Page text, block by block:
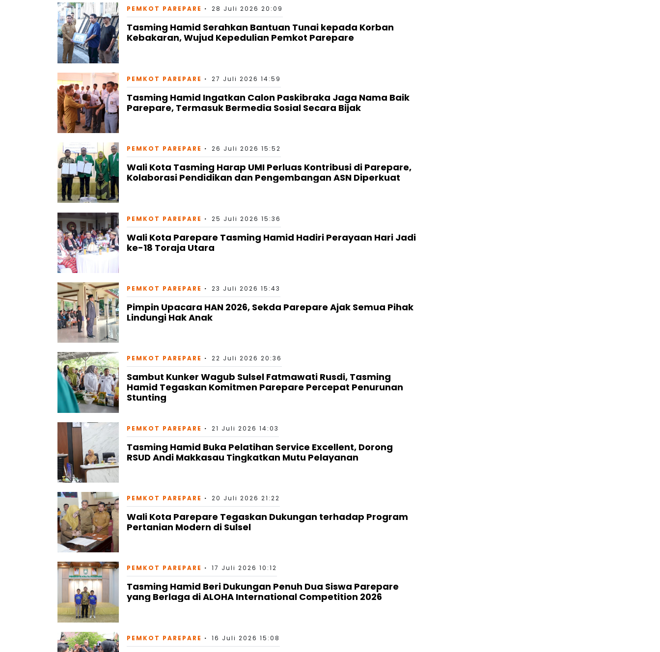
PEMKOT PAREPARE 28 Juli 2026 20:09
Tasming Hamid Serahkan Bantuan Tunai kepada Korban
Kebakaran, Wujud Kepedulian Pemkot Parepare
PEMKOT PAREPARE 27 Juli 2026 14:59
Tasming Hamid Ingatkan Calon Paskibraka Jaga Nama Baik
Parepare, Termasuk Bermedia Sosial Secara Bijak
PEMKOT PAREPARE 26 Juli 2026 15:52
Wali Kota Tasming Harap UMI Perluas Kontribusi di Parepare,
Kolaborasi Pendidikan dan Pengembangan ASN Diperkuat
PEMKOT PAREPARE 25 Juli 2026 15:36
Wali Kota Parepare Tasming Hamid Hadiri Perayaan Hari Jadi
ke-18 Toraja Utara
PEMKOT PAREPARE 23 Juli 2026 15:43
Pimpin Upacara HAN 2026, Sekda Parepare Ajak Semua Pihak
Lindungi Hak Anak
PEMKOT PAREPARE 22 Juli 2026 20:36
Sambut Kunker Wagub Sulsel Fatmawati Rusdi, Tasming
Hamid Tegaskan Komitmen Parepare Percepat Penurunan
Stunting
PEMKOT PAREPARE 21 Juli 2026 14:03
Tasming Hamid Buka Pelatihan Service Excellent, Dorong
RSUD Andi Makkasau Tingkatkan Mutu Pelayanan
PEMKOT PAREPARE 20 Juli 2026 21:22
Wali Kota Parepare Tegaskan Dukungan terhadap Program
Pertanian Modern di Sulsel
PEMKOT PAREPARE 17 Juli 2026 10:12
Tasming Hamid Beri Dukungan Penuh Dua Siswa Parepare
yang Berlaga di ALOHA International Competition 2026
PEMKOT PAREPARE 16 Juli 2026 15:08